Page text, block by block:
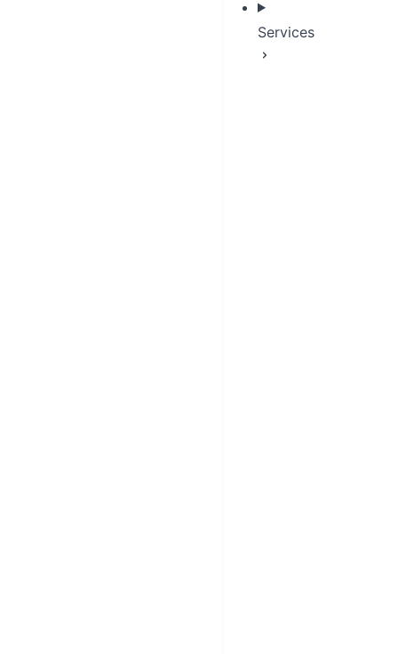
Services